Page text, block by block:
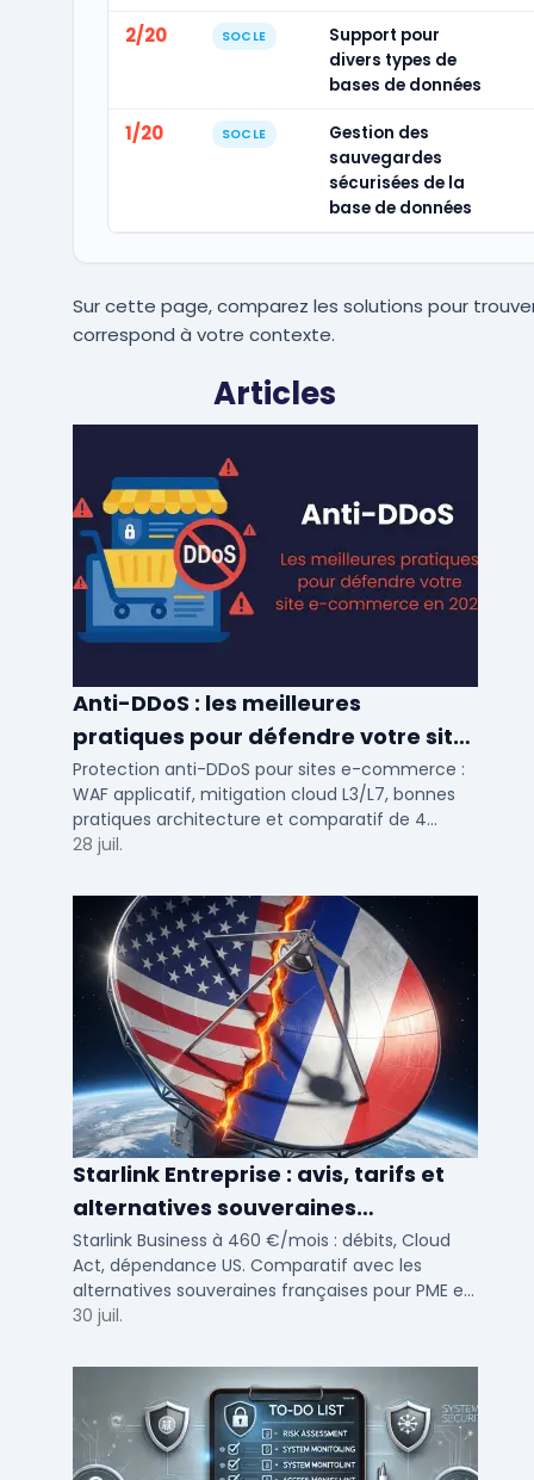
2/20 SOCLE
Support pour
divers types de
bases de données
1/20 SOCLE
Gestion des
sauvegardes
sécurisées de la
base de données
Sur cette page, comparez les solutions pour
correspond à votre contexte.
Articles
Anti-DDoS : les meilleures
pratiques pour défendre votre site
e-commerce en 2025
Protection anti-DDoS pour sites e-commerce :
WAF applicatif, mitigation cloud L3/L7, bonnes
pratiques architecture et comparatif de 4
solutions testees par des DSI en 2025.
28 juil.
Starlink Entreprise : avis, tarifs et
alternatives souveraines
françaises 2026
Starlink Business à 460 €/mois : débits, Cloud
Act, dépendance US. Comparatif avec les
alternatives souveraines françaises pour PME et
ETI multi-sites. Avis terrain et critères de choix
30 juil.